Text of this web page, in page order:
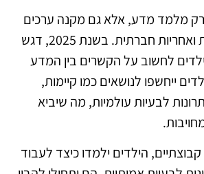
מלמד מדע, אלא גם מקנה ערכים
כגון סקרנות, חדשנות ואחריות חברתית. בשנת 2025, דגש
לחשוב על הקשרים בין המדע
ייחשפו לנושאים כמו קיימות,
לבעיות עולמיות, מה שיביא
הילדים ילמדו כיצד לעבוד